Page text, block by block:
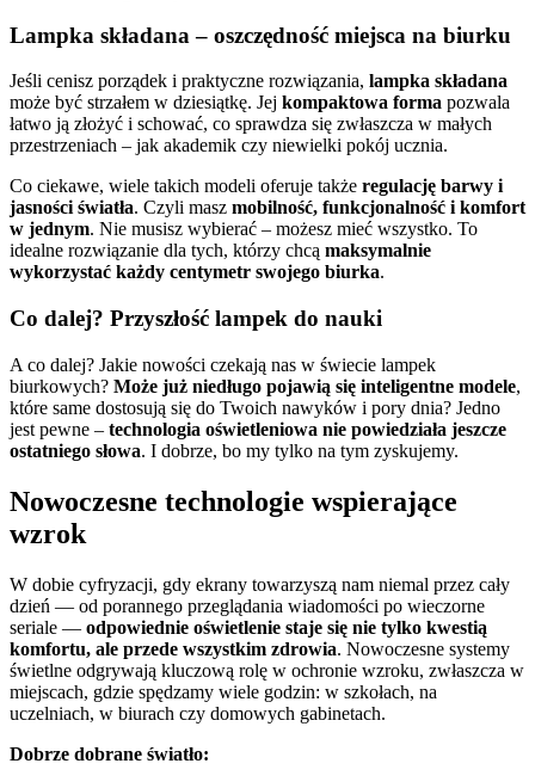
Lampka składana – oszczędność miejsca na biurku
Jeśli cenisz porządek i praktyczne rozwiązania, lampka składana
może być strzałem w dziesiątkę. Jej kompaktowa forma pozwala
łatwo ją złożyć i schować, co sprawdza się zwłaszcza w małych
przestrzeniach – jak akademik czy niewielki pokój ucznia.
Co ciekawe, wiele takich modeli oferuje także regulację barwy i
jasności światła. Czyli masz mobilność, funkcjonalność i komfort
w jednym. Nie musisz wybierać – możesz mieć wszystko. To
idealne rozwiązanie dla tych, którzy chcą maksymalnie
wykorzystać każdy centymetr swojego biurka.
Co dalej? Przyszłość lampek do nauki
A co dalej? Jakie nowości czekają nas w świecie lampek
biurkowych? Może już niedługo pojawią się inteligentne modele,
które same dostosują się do Twoich nawyków i pory dnia? Jedno
jest pewne – technologia oświetleniowa nie powiedziała jeszcze
ostatniego słowa. I dobrze, bo my tylko na tym zyskujemy.
Nowoczesne technologie wspierające
wzrok
W dobie cyfryzacji, gdy ekrany towarzyszą nam niemal przez cały
dzień — od porannego przeglądania wiadomości po wieczorne
seriale — odpowiednie oświetlenie staje się nie tylko kwestią
komfortu, ale przede wszystkim zdrowia. Nowoczesne systemy
świetlne odgrywają kluczową rolę w ochronie wzroku, zwłaszcza w
miejscach, gdzie spędzamy wiele godzin: w szkołach, na
uczelniach, w biurach czy domowych gabinetach.
Dobrze dobrane światło: